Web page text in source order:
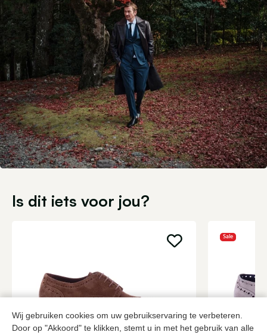
Wij gebruiken cookies om uw gebruikservaring te verbeteren.
Door op "Akkoord" te klikken, stemt u in met het gebruik van alle
Is dit iets voor jou?
Sale